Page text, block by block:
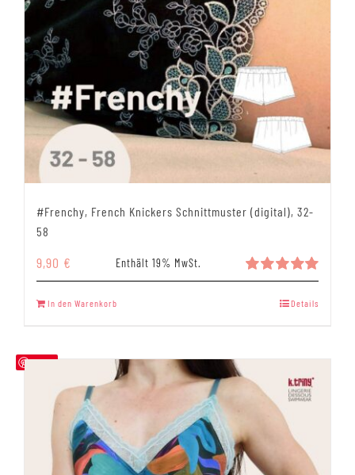
#Frenchy, French Knickers Schnittmuster (digital), 32-
58
Bewertet
5.00
9,90 € Enthält 19% MwSt.
In den Warenkorb Details
Save